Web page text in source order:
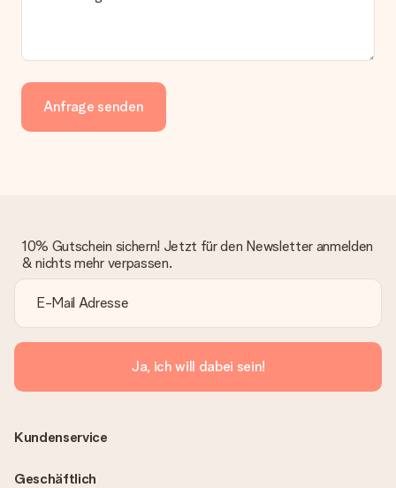
bleibt eine echte Überraschung!
Anfrage senden
10% Gutschein sichern! Jetzt für den Newsletter anmelden
& nichts mehr verpassen.
Ja, ich will dabei sein!
Kundenservice
Geschäftlich